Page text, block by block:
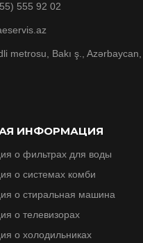
555 92 02
metrosu, Bakı ş., Azərbaycan,
ИНФОРМАЦИЯ
о фильтрах для воды
о системах комби
о стиральная машина
о телевизорax
о холодильниках